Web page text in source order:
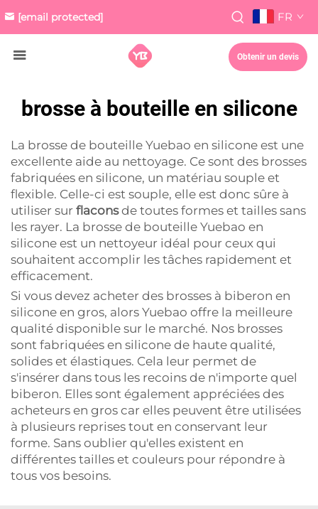
[email protected] FR
Obtenir un devis
brosse à bouteille en silicone
La brosse de bouteille Yuebao en silicone est une
excellente aide au nettoyage. Ce sont des brosses
fabriquées en silicone, un matériau souple et
flexible. Celle-ci est souple, elle est donc sûre à
utiliser sur flaconsde toutes formes et tailles sans
les rayer. La brosse de bouteille Yuebao en
silicone est un nettoyeur idéal pour ceux qui
souhaitent accomplir les tâches rapidement et
efficacement.
Si vous devez acheter des brosses à biberon en
silicone en gros, alors Yuebao offre la meilleure
qualité disponible sur le marché. Nos brosses
sont fabriquées en silicone de haute qualité,
solides et élastiques. Cela leur permet de
s'insérer dans tous les recoins de n'importe quel
biberon. Elles sont également appréciées des
acheteurs en gros car elles peuvent être utilisées
à plusieurs reprises tout en conservant leur
forme. Sans oublier qu'elles existent en
différentes tailles et couleurs pour répondre à
tous vos besoins.